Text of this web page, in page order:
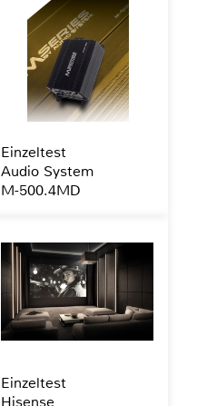
Einzeltest
Audio System
M-500.4MD
Einzeltest
Hisense